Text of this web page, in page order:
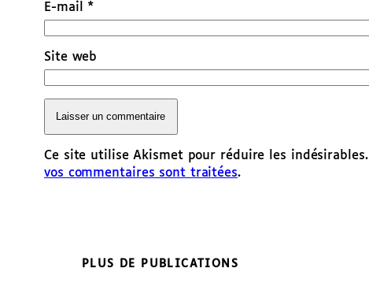
E-mail *
Site web
Ce site utilise Akismet pour réduire les indésirables.
vos commentaires sont traitées.
PLUS DE PUBLICATIONS